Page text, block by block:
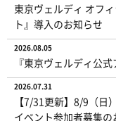
東京ヴェルディ オフ
ト』導入のお知らせ
2026.08.05
『東京ヴェルディ公
2026.07.31
【7/31更新】8/9（
イベント参加者募集の